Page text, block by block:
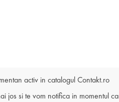
activ in catalogul Contakt.ro
jos si te vom notifica in momentul